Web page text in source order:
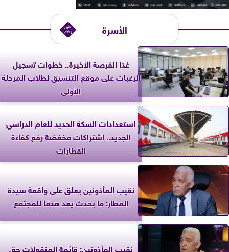
الأسرة
غدًا الفرصة الأخيرة.. خطوات تسجيل
الرغبات على موقع التنسيق لطلاب المرحلة
الأولى
استعدادات السكة الحديد للعام الدراسي
الجديد.. اشتراكات مخفضة رفع كفاءة
القطارات
نقيب المأذونين يعلق على واقعة سيدة
المطار: ما يحدث يعد هدمًا للمجتمع
نقيب المأذونين: قائمة المنقولات حق